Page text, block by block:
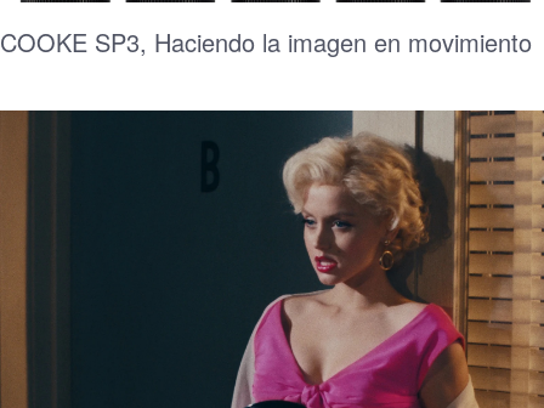
COOKE SP3, Haciendo la imagen en movimiento